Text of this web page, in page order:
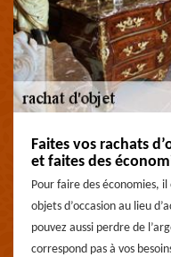
Faites vos rachats
et faites des
Pour faire des économies,
objets d’occasion au lieu
pouvez aussi perdre de
correspond pas à vos